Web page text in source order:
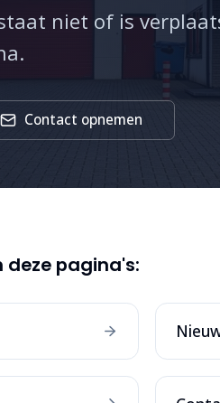
niet of is
Contact opnemen
deze pagina's: